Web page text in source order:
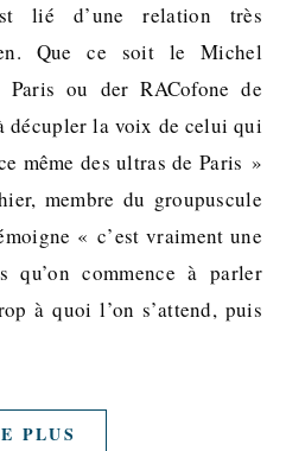
lié d’une relation très
Que ce soit le Michel
ou der RACofone de
décupler la voix de celui qui
même des ultras de Paris »
membre du groupuscule
« c’est vraiment une
qu’on commence à parler
à quoi l’on s’attend, puis
PLUS